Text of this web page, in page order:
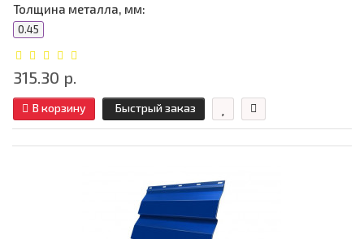
Толщина металла, мм:
0.45
315.30 р.
В корзину Быстрый заказ